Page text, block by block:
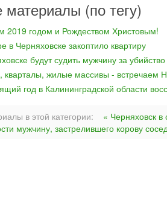
(по тегу)
2019 годом и Рождеством Христовым!
в Черняховске закоптило квартиру
будут судить мужчину за
кварталы, жилые массивы - встречаем
год в Калининградской области
в этой категории: « Черняховск в
мужчину, застрелившего корову